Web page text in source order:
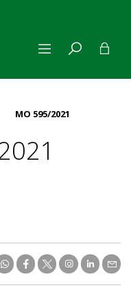
MO 595/2021